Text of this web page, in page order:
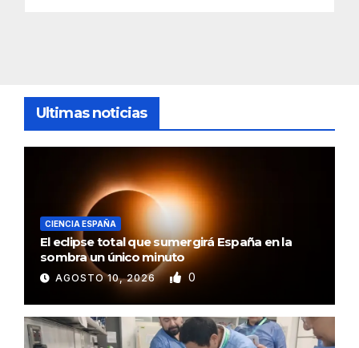
Ultimas noticias
CIENCIA ESPAÑA
El eclipse total que sumergirá España en la
sombra un único minuto
AGOSTO 10, 2026 0